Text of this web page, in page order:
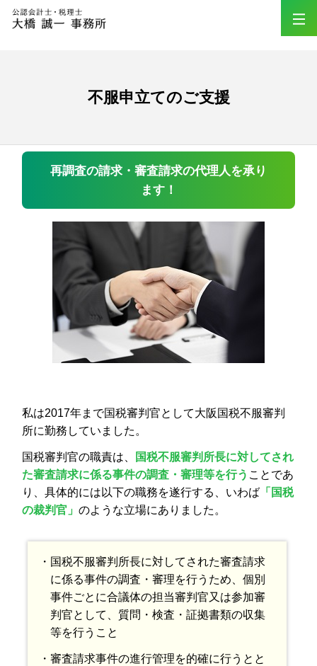
不服申立てのご支援
再調査の請求・審査請求の代理人を承り
ます！
私は2017年まで国税審判官として大阪国税不服審判
所に勤務していました。
国税審判官の職責は、
国税不服審判所長に対してされ
た審査請求に係る事件の調査・審理等を行う ことであ
り、具体的には以下の職務を遂行する、いわば 「国税
の裁判官」のような立場にありました。
・国税不服審判所長に対してされた審査請求
に係る事件の調査・審理を行うため、個別
事件ごとに合議体の担当審判官又は参加審
判官として、質問・検査・証拠書類の収集
等を行うこと
・審査請求事件の進行管理を的確に行うとと